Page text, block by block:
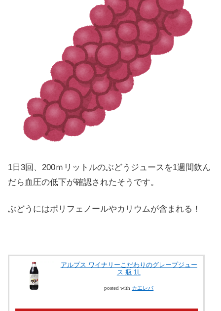
1日3回、200ｍリットルのぶどうジュースを1週間飲ん
だら血圧の低下が確認されたそうです。
ぶどうにはポリフェノールやカリウムが含まれる！
アルプス ワイナリーこだわりのグレープジュー
ス 瓶 1L
posted with カエレバ